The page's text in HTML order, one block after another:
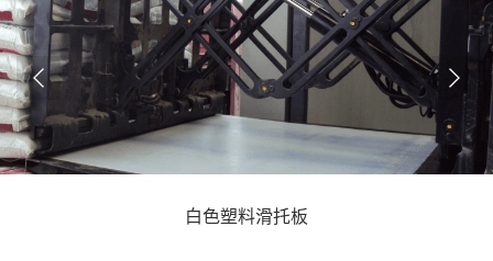
白色塑料滑托板